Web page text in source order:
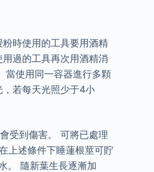
時使用的工具要用酒精
過的工具再次用酒精消
當使用同一容器進行多顆
若每天光照少于4小
受到傷害。 可將已處理
上述條件下睡蓮根莖可貯
。 隨新葉生長逐漸加